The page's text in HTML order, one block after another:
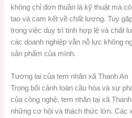
không chỉ đơn thuần là kỹ thuật mà
tạo và cam kết về chất lượng. Tuy
trong việc duy trì tính hợp lệ và chất
các doanh nghiệp vẫn nỗ lực không
sản phẩm của mình.
Tương lai của tem nhãn xã Thanh An
Trong bối cảnh toàn cầu hóa và sự
của công nghệ, tem nhãn tại xã
những cơ hội và thách thức lớn. Các